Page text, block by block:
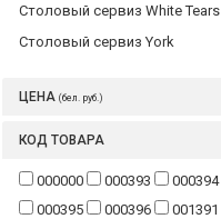
Столовый сервиз White Tears
Столовый сервиз York
ЦЕНА (бел. руб.)
КОД ТОВАРА
000000 000393
000394
000395
000396
001391